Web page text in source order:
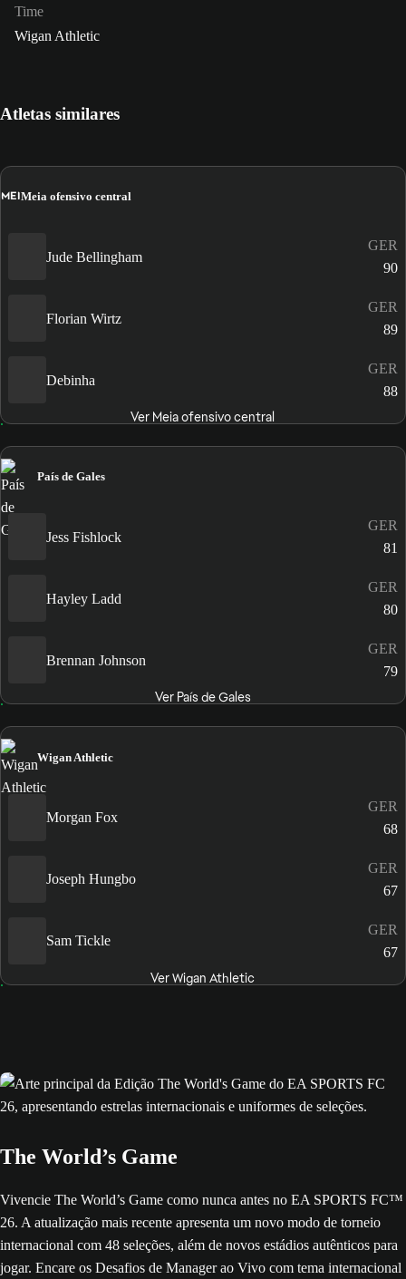
Time
Wigan Athletic
Atletas similares
MEIMeia ofensivo central
Jude Bellingham
GER
90
Florian Wirtz
GER
89
Debinha
GER
88
Ver Meia ofensivo central
País de Gales
Jess Fishlock
GER
81
Hayley Ladd
GER
80
Brennan Johnson
GER
79
Ver País de Gales
Wigan Athletic
Morgan Fox
GER
68
Joseph Hungbo
GER
67
Sam Tickle
GER
67
Ver Wigan Athletic
The World’s Game
Vivencie The World’s Game como nunca antes no EA SPORTS FC™
26. A atualização mais recente apresenta um novo modo de torneio
internacional com 48 seleções, além de novos estádios autênticos para
jogar. Encare os Desafios de Manager ao Vivo com tema internacional